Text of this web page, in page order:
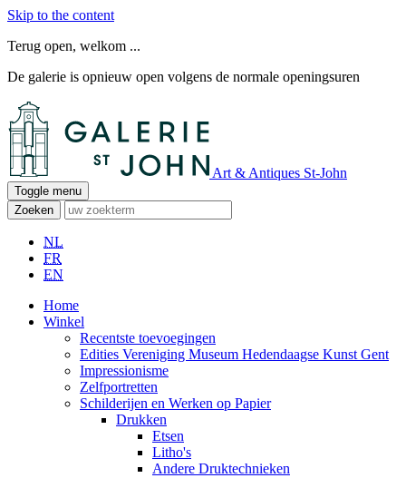
Skip to the content
Terug open, welkom ...
De galerie is opnieuw open volgens de normale openingsuren
Art & Antiques St-John
Toggle menu
Zoeken
NL
FR
EN
Home
Winkel
Recentste toevoegingen
Edities Vereniging Museum Hedendaagse Kunst Gent
Impressionisme
Zelfportretten
Schilderijen en Werken op Papier
Drukken
Etsen
Litho's
Andere Druktechnieken